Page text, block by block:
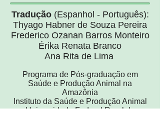
Tradução (Espanhol - Português):
Thyago Habner de Souza Pereira
Frederico Ozanan Barros Monteiro
Érika Renata Branco
Ana Rita de Lima
Programa de Pós-graduação em
Saúde e Produção Animal na
Amazônia
Instituto da Saúde e Produção Animal
Universidade Federal Rural da